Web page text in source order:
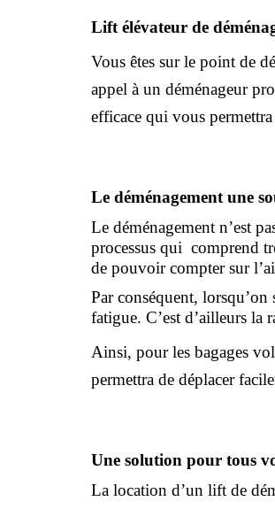
Lift élévateur de
Vous êtes sur le point de
appel à un déménageur
efficace qui vous
Le déménagement une
Le déménagement n’est
processus qui  comprend
de pouvoir compter sur
Par conséquent, lorsqu’on
fatigue. C’est d’ailleurs la
Ainsi, pour les bagages
permettra de déplacer
Une solution pour tous
La location d’un lift de